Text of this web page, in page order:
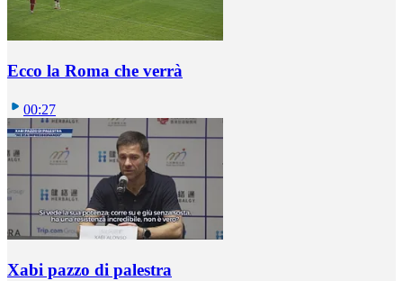
Ecco la Roma che verrà
00:27
Xabi pazzo di palestra